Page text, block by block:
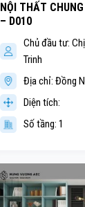
NỘI THẤT
– D010
Chủ đầu tư:
Trinh
Địa chỉ: Đồng
Diện tích:
Số tầng: 1